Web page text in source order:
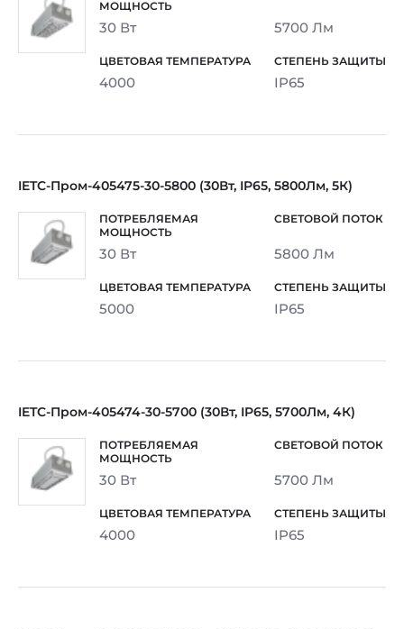
30 Вт 5700 Лм
4000 IP65
IETC-Пром-405475-30-5800 (30Вт, IP65, 5800Лм, 5К)
30 Вт 5800 Лм
5000 IP65
IETC-Пром-405474-30-5700 (30Вт, IP65, 5700Лм, 4К)
30 Вт 5700 Лм
4000 IP65